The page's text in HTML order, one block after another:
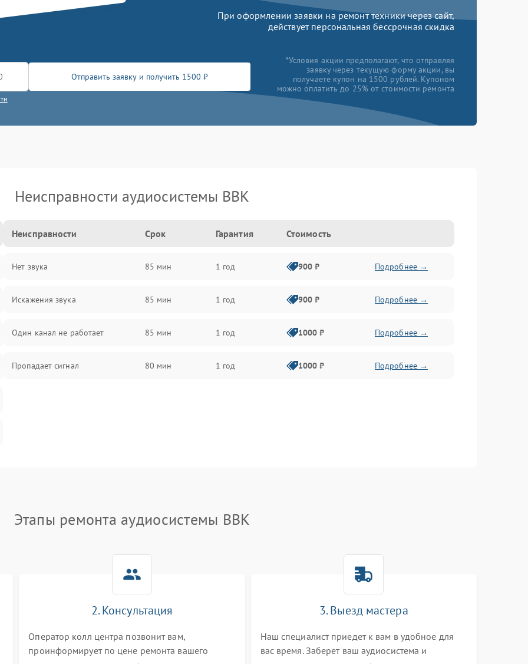
При оформлении заявки на ремонт техники через сайт,
действует персональная бессрочная скидка
Отправить заявку и получить 1500 ₽
*Условия акции предполагают, что отправляя
заявку через текущую форму акции, вы
получаете купон на 1500 рублей. Купоном
можно оплатить до 25% от стоимости ремонта
Неисправности аудиосистемы BBK
Неисправности Срок Гарантия Стоимость
Нет звука 85 мин 1 год 900 ₽ Подробнее →
Искажения звука 85 мин 1 год 900 ₽ Подробнее →
Один канал не работает 85 мин 1 год 1000 ₽ Подробнее →
Пропадает сигнал 80 мин 1 год 1000 ₽ Подробнее →
Этапы ремонта аудиосистемы BBK
2. Консультация
Оператор колл центра позвонит вам,
проинформирует по цене ремонта вашего
3. Выезд мастера
Наш специалист приедет к вам в удобное для
вас время. Заберет ваш аудиосистема и